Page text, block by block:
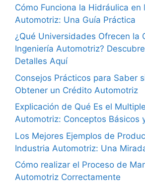
Cómo Funciona la Hidráulica en
Automotriz: Una Guía Práctica
¿Qué Universidades Ofrecen la
Ingeniería Automotriz?
Detalles Aquí
Consejos Prácticos para Saber
Obtener un Crédito Automotriz
Explicación de Qué Es el
Automotriz: Conceptos Básicos
Los Mejores Ejemplos de
Industria Automotriz: Una
Cómo realizar el Proceso de
Automotriz Correctamente